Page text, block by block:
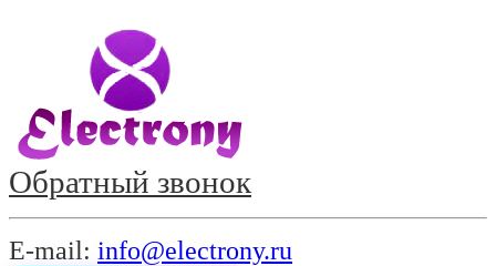
Обратный звонок
E-mail: info@electrony.ru